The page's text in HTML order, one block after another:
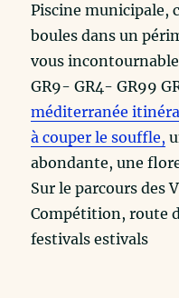
Piscine municipale,
boules dans un
vous
GR9- GR4- GR99
méditerranée
à couper le souffle,
abondante, une
Sur le parcours des
Compétition, route
festivals estivals